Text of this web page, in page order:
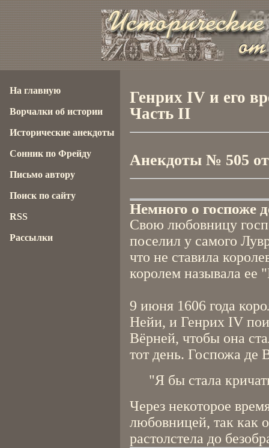
Генрих IV и его
Часть II
Анекдоты № 505 от
Немного о госпоже
Свою любовницу
поселил у самого
что не ставила
королем называла ее
9 июня 1606 года
Нейи, и Генрих IV
Вёрней, чтобы она
тот день. Госпожа де
"Я бы стала
Через некоторое
любовницей, так как
растолстела до
На главную
Ворчалки об истории
Исторические анекдоты
Сонник по Фрейду
Письмо автору
Поиск по сайту
RSS
Рассылки